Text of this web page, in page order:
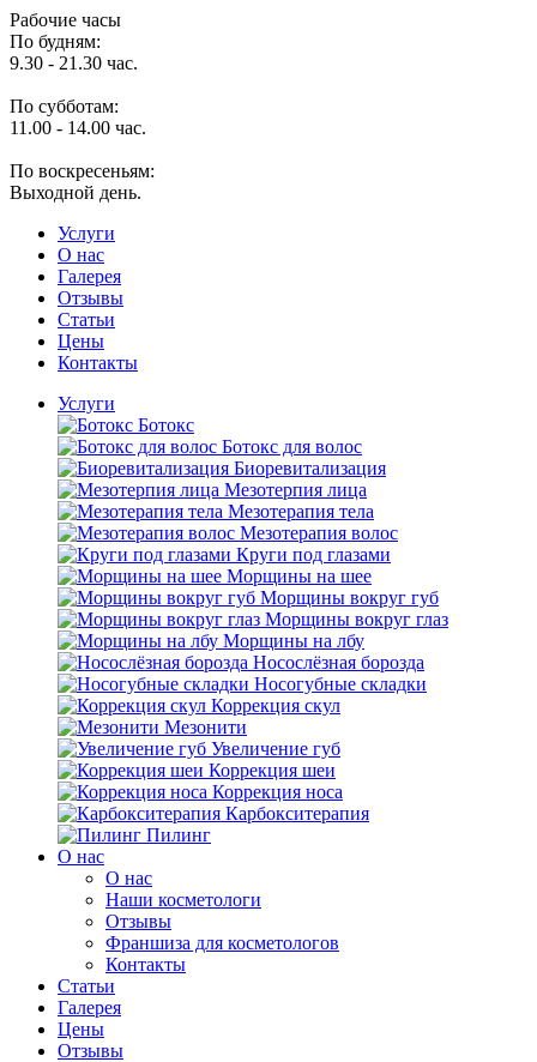
Рабочие часы
По будням:
9.30 - 21.30 час.
По субботам:
11.00 - 14.00 час.
По воскресеньям:
Выходной день.
Услуги
O нас
Галерея
Отзывы
Статьи
Цены
Контакты
Услуги
Ботокс
Ботокс для волос
Биоревитализация
Мезотерпия лица
Мезотерапия тела
Мезотерапия волос
Круги под глазами
Морщины на шее
Морщины вокруг губ
Морщины вокруг глаз
Морщины на лбу
Носослёзная борозда
Носогубные складки
Коррекция скул
Мезонити
Увеличение губ
Коррекция шеи
Коррекция носа
Карбокситерапия
Пилинг
O нас
O нас
Наши косметологи
Отзывы
Франшиза для косметологов
Контакты
Статьи
Галерея
Цены
Отзывы